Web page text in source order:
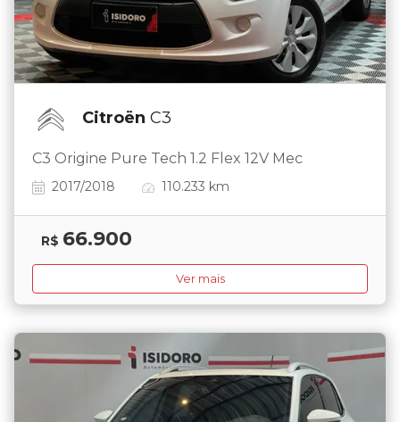
Citroën C3
C3 Origine Pure Tech 1.2 Flex 12V Mec
2017/2018 110.233 km
R$ 66.900
Ver mais